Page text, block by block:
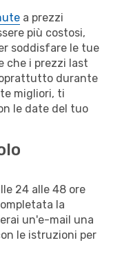
a prezzi
più costosi,
soddisfare le tue
che i prezzi last
durante
migliori, ti
le date del tuo
24 alle 48 ore
la
un'e-mail una
le istruzioni per